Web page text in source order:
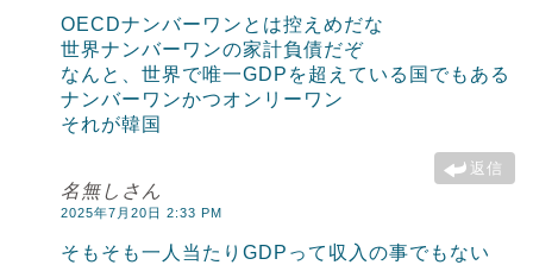
OECDナンバーワンとは控えめだな
世界ナンバーワンの家計負債だぞ
なんと、世界で唯一GDPを超えている国でもある
ナンバーワンかつオンリーワン
それが韓国
返信
名無しさん
2025年7月20日 2:33 PM
そもそも一人当たりGDPって収入の事でもない